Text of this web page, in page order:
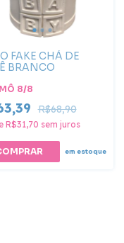
FAKE CHÁ DE
BRANCO
8/8
R$68,90
R$31,70 sem juros
em estoque